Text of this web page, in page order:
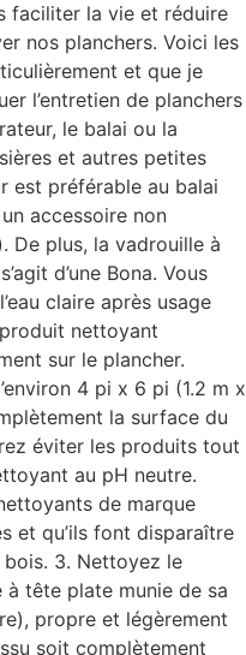
faciliter la vie et réduire
nos planchers. Voici les
et que je
l’entretien de planchers
le balai ou la
et autres petites
est préférable au balai
accessoire non
De plus, la vadrouille à
d’une Bona. Vous
claire après usage
produit nettoyant
sur le plancher.
4 pi x 6 pi (1.2 m x
la surface du
éviter les produits tout
au pH neutre.
de marque
et qu’ils font disparaître
bois. 3. Nettoyez le
à tête plate munie de sa
propre et légèrement
soit complètement